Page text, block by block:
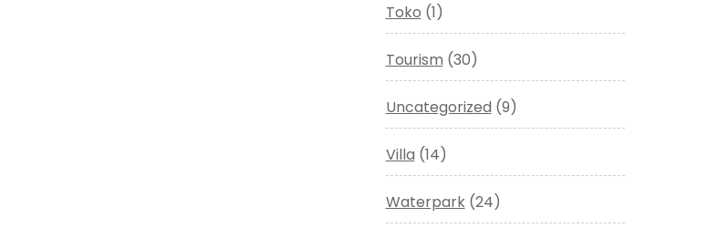
Toko (1)
Tourism (30)
Uncategorized (9)
Villa (14)
Waterpark(24)